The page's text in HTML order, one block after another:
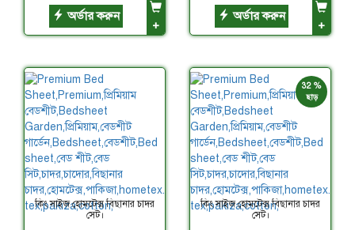
অর্ডার করুন
+
অর্ডার করুন
+
কিং সাইজ হোমটেক্স বিছানার চাদর
সেট।
32 %
ছাড়
কিং সাইজ হোমটেক্স বিছানার চাদর
সেট।